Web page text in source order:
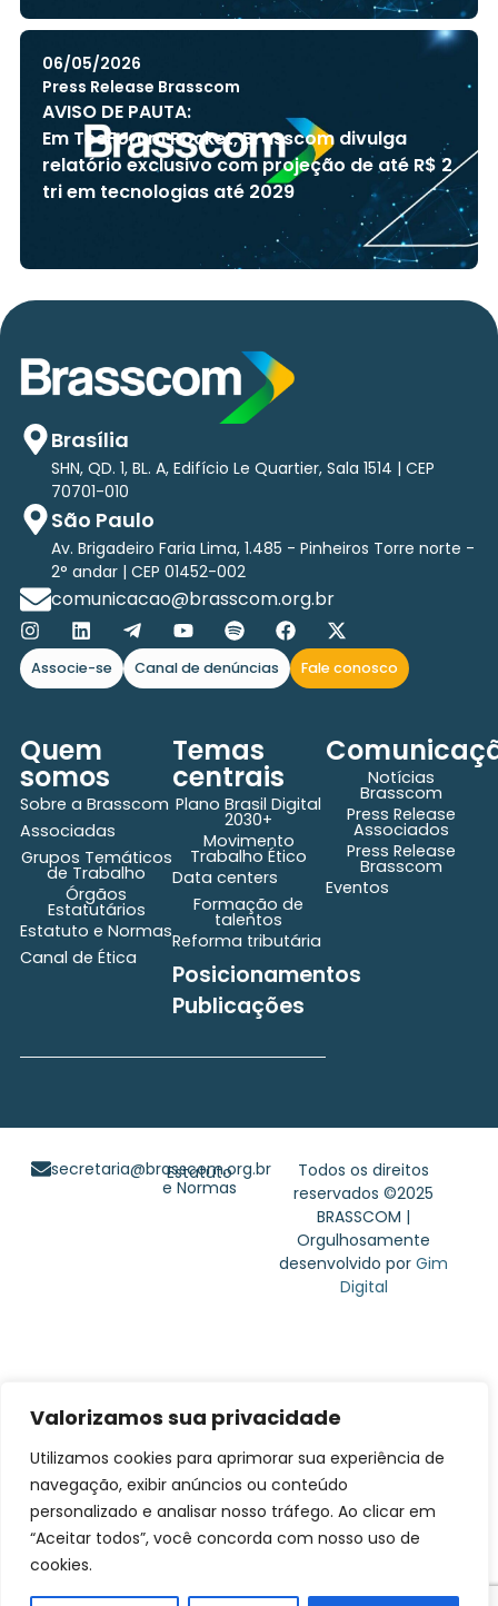
Valorizamos sua privacidade
Utilizamos cookies para aprimorar sua experiência de
navegação, exibir anúncios ou conteúdo
personalizado e analisar nosso tráfego. Ao clicar em
“Aceitar todos”, você concorda com nosso uso de
cookies.
06/05/2026
Press Release Brasscom
AVISO DE PAUTA:
Em TecForum Pocket, Brasscom divulga
relatório exclusivo com projeção de até R$ 2
tri em tecnologias até 2029
Brasília
SHN, QD. 1, BL. A, Edifício Le Quartier, Sala 1514 | CEP
70701-010
São Paulo
Av. Brigadeiro Faria Lima, 1.485 - Pinheiros Torre norte -
2° andar | CEP 01452-002
comunicacao@brasscom.org.br
Associe-se Canal de denúncias Fale conosco
Quem
somos
Sobre a Brasscom
Associadas
Grupos Temáticos
de Trabalho
Órgãos
Estatutários
Estatuto e Normas
Canal de Ética
Temas
centrais
Plano Brasil Digital
2030+
Movimento
Trabalho Ético
Data centers
Formação de
talentos
Reforma tributária
Posicionamentos
Publicações
Notícias
Brasscom
Press Release
Associados
Press Release
Brasscom
Eventos
Todos os direitos
reservados ©2025
BRASSCOM |
Orgulhosamente
desenvolvido porGim
Digital
secretaria@brasscom.org.br
Estatuto
e Normas